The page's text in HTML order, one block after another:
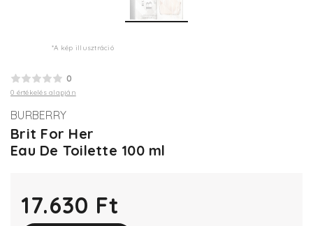
*A kép illusztráció
0
0 értékelés alapján
BURBERRY
Brit For Her
Eau De Toilette 100 ml
17.630 Ft